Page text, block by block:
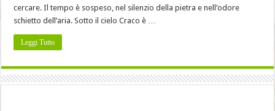
cercare. Il tempo è sospeso, nel silenzio della pietra e nell’odore
schietto dell’aria. Sotto il cielo Craco è …
Leggi Tutto